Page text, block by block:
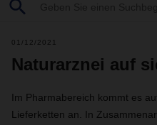
01/12/2021
Naturarznei auf
Im Pharmabereich kommt es
Lieferketten an. In